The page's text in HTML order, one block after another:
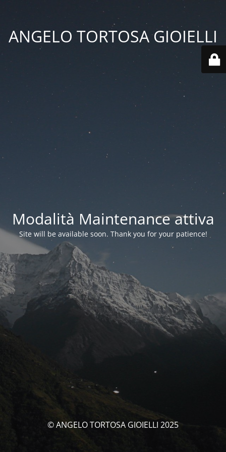
ANGELO TORTOSA GIOIELLI
Modalità Maintenance attiva
Site will be available soon. Thank you for your patience!
© ANGELO TORTOSA GIOIELLI 2025